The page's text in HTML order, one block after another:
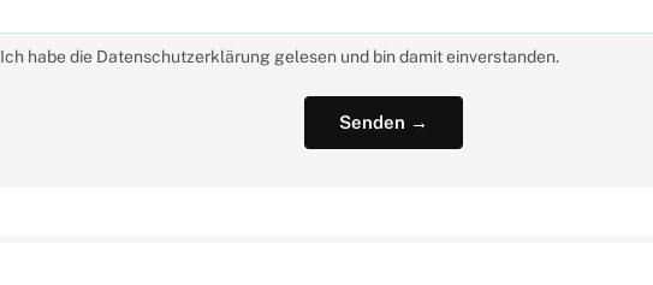
Ich habe die Datenschutzerklärung gelesen und bin damit einverstanden.